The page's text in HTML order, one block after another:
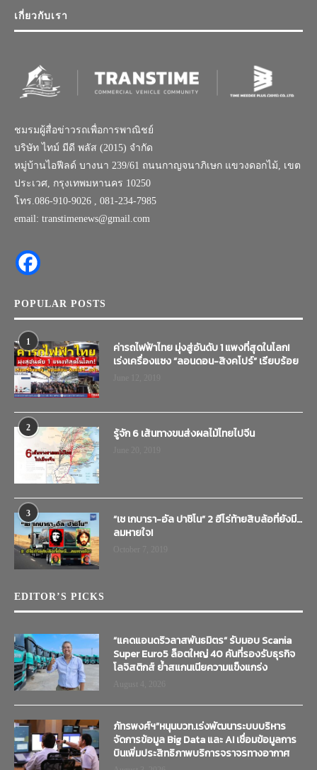
เกี่ยวกับเรา
ชมรมผู้สื่อข่าวรถเพื่อการพาณิชย์
บริษัท ไทม์ มีดี พลัส (2015) จำกัด
หมู่บ้านไอฟีลด์ บางนา 239/61 ถนนกาญจนาภิเษก แขวงดอกไม้, เขต
ประเวศ, กรุงเทพมหานคร 10250
โทร.086-910-9026 , 081-234-7985
email: transtimenews@gmail.com
POPULAR POSTS
1
ค่ารถไฟฟ้าไทย มุ่งสู่อันดับ 1 แพงที่สุดในโลก!
เร่งเครื่องแซง “ลอนดอน-สิงคโปร์” เรียบร้อย
2 รู้จัก 6 เส้นทางขนส่งผลไม้ไทยไปจีน
3
“เช เกบารา-อัล ปาชิโน” 2 ฮีโร่ท้ายสิบล้อที่ยังมี…
ลมหายใจ!
EDITOR’S PICKS
“แคดแอนดริวลาสพันธมิตร” รับมอบ Scania
Super Euro5 ล็อตใหญ่ 40 คันที่รองรับธุรกิจ
โลจิสติกส์ ย้ำสแกนเนียความแข็งแกร่ง
ภัทรพงศ์ฯ”หนุนบวท.เร่งพัฒนาระบบบริหาร
จัดการข้อมูล Big Data และ AI เชื่อมข้อมูลการ
บินเพิ่มประสิทธิภาพบริการจราจรทางอากาศ